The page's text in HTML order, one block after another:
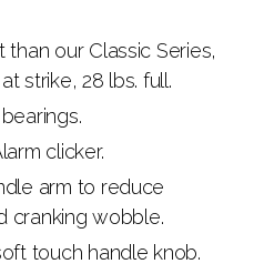
our Classic Series,
strike, 28 lbs. full.
clicker.
arm to reduce
cranking wobble.
touch handle knob.